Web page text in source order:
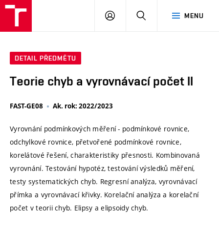
MENU
PŘIHLÁSIT
DETAIL PŘEDMĚTU
Teorie chyb a vyrovnávací počet II
FAST-GE08 Ak. rok: 2022/2023
Vyrovnání podmínkových měření - podmínkové rovnice,
odchylkové rovnice, přetvořené podmínkové rovnice,
korelátové řešení, charakteristiky přesnosti. Kombinovaná
vyrovnání. Testování hypotéz, testování výsledků měření,
testy systematických chyb. Regresní analýza, vyrovnávací
přímka a vyrovnávací křivky. Korelační analýza a korelační
počet v teorii chyb. Elipsy a elipsoidy chyb.